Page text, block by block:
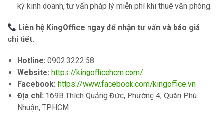
ký kinh doanh, tư vấn pháp lý miễn phí khi thuê văn phòng.
Liên hệ KingOffice ngay để nhận tư vấn và báo giá
chi tiết:
Hotline: 0902.3222.58
Website: https://kingofficehcm.com/
Facebook: https://www.facebook.com/kingoffice.vn
Địa chỉ: 169B Thích Quảng Đức, Phường 4, Quận Phú
Nhuận, TP.HCM